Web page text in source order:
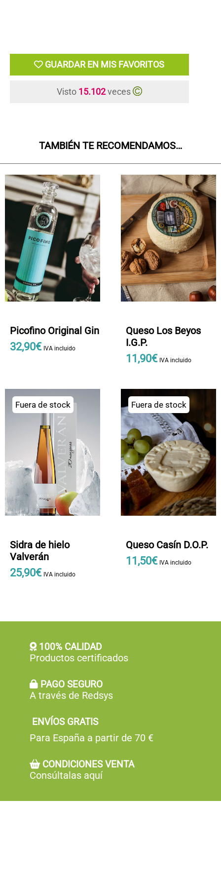
GUARDAR EN MIS FAVORITOS
Visto 15.102veces
TAMBIÉN TE RECOMENDAMOS…
Picofino Original Gin
32,90€ IVA incluido
Queso Los Beyos
I.G.P.
11 ,90€ IVA incluido
Fuera de stock
Sidra de hielo
Valverán
25,90€ IVA incluido
Fuera de stock
Queso Casín D.O.P.
11 ,50€ IVA incluido
100% CALIDAD
Productos certificados
PAGO SEGURO
A través de Redsys
ENVÍOS GRATIS
Para España a partir de 70 €
CONDICIONES VENTA
Consúltalas aquí